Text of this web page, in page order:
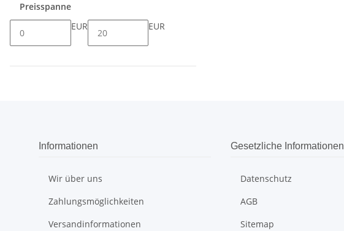
Preisspanne
EUR
EUR
Informationen
Wir über uns
Zahlungsmöglichkeiten
Versandinformationen
Gesetzliche Informationen
Datenschutz
AGB
Sitemap